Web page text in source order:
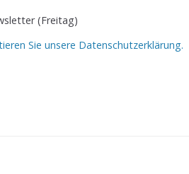
(Freitag)
Sie unsere Datenschutzerklärung.